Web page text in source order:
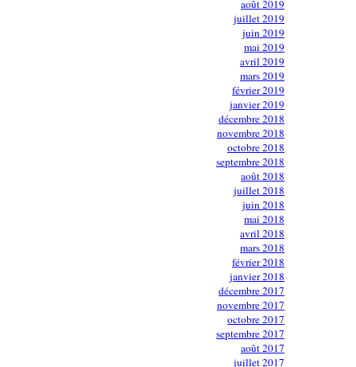
août 2019
juillet 2019
juin 2019
mai 2019
avril 2019
mars 2019
février 2019
janvier 2019
décembre 2018
novembre 2018
octobre 2018
septembre 2018
août 2018
juillet 2018
juin 2018
mai 2018
avril 2018
mars 2018
février 2018
janvier 2018
décembre 2017
novembre 2017
octobre 2017
septembre 2017
août 2017
juillet 2017